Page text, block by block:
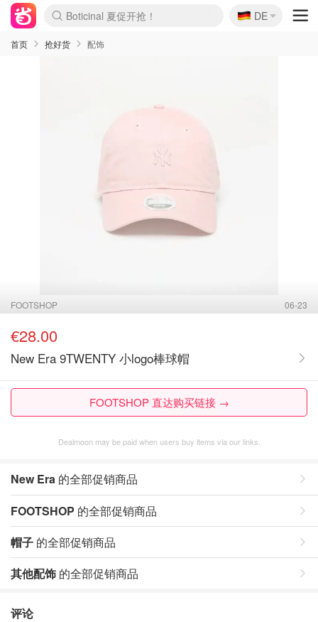
Boticinal 夏促开抢！
4折！lulu周四疯狂上新
还没结束！&OtherStories大促
Joybuy变相75折 随时失效
速领！Stanley独家85折
疑似霸哥！Camper额外叠85折
Zalando 奥莱闪促！每日更新
Moncler反季囤！5折起+叠9折
Coach Brooklyn仅€192
🇩🇪
DE
首页 抢好货 配饰
FOOTSHOP 06-23
€28.00
New Era 9TWENTY 小logo棒球帽
FOOTSHOP 直达购买链接 →
Dealmoon may be paid when users buy items via our links.
New Era 的全部促销商品
FOOTSHOP 的全部促销商品
帽子 的全部促销商品
其他配饰 的全部促销商品
评论